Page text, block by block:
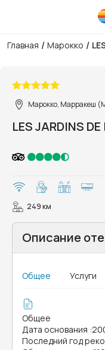
Главная / Марокко /
Марокко, Марракеш
LES JARDINS
249 км
Описание
Общее Услуги
Общее
Дата основания :
Последний год